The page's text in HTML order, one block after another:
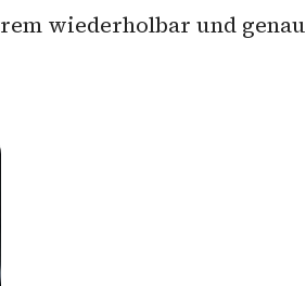
wiederholbar und genau